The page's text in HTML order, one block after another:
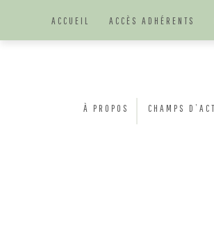
primary
content
primary
footer
ACCUEIL ACCÈS ADHÉRENTS
À PROPOS CHAMPS